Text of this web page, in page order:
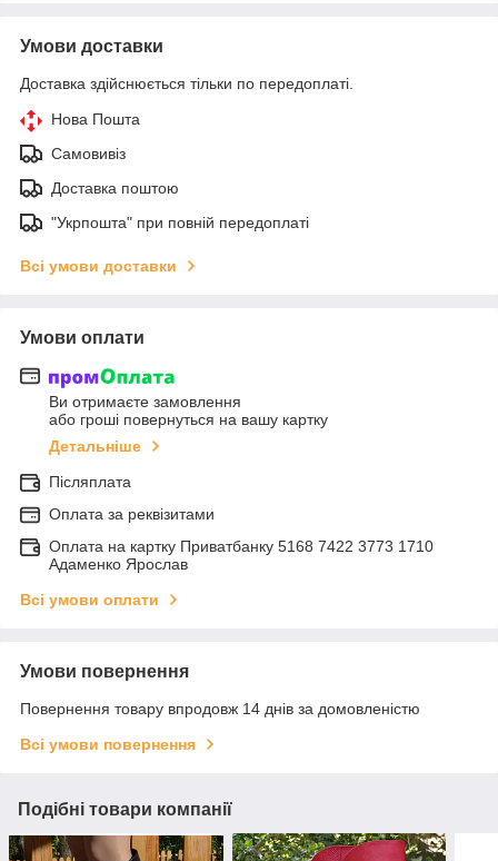
Умови доставки
Доставка здійснюється тільки по передоплаті.
Нова Пошта
Самовивіз
Доставка поштою
"Укрпошта" при повній передоплаті
Всі умови доставки
Умови оплати
Ви отримаєте замовлення
або гроші повернуться на вашу картку
Детальніше
Післяплата
Оплата за реквізитами
Оплата на картку Приватбанку 5168 7422 3773 1710
Адаменко Ярослав
Всі умови оплати
Умови повернення
Повернення товару впродовж 14 днів за домовленістю
Всі умови повернення
Подібні товари компанії